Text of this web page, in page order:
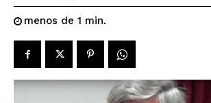
menos de 1 min.